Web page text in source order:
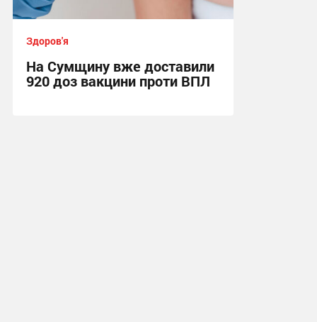
Здоров'я
На Сумщину вже доставили
920 доз вакцини проти ВПЛ